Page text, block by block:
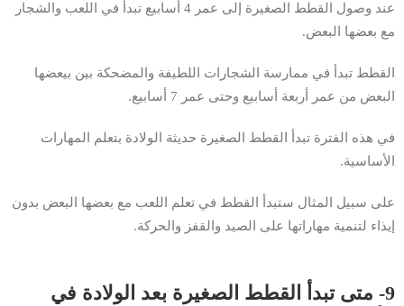
عند وصول القطط الصغيرة إلى عمر 4 أسابيع تبدأ في اللعب والشجار
مع بعضها البعض.
القطط تبدأ في ممارسة الشجارات اللطيفة والمضحكة بين بيعضها
البعض من عمر أربعة أسابيع وحتى عمر 7 أسابيع.
في هذه الفترة تبدأ القطط الصغيرة حديثة الولادة بتعلم المهارات
الأساسية.
على سبيل المثال ستبدأ القطط في تعلم اللعب مع بعضها البعض بدون
إيذاء لتنمية مهاراتها على الصيد والقفز والحركة.
9- متى تبدأ القطط الصغيرة بعد الولادة في